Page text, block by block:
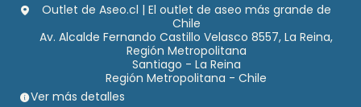
Outlet de Aseo.cl | El outlet de aseo más grande de
Chile
Av. Alcalde Fernando Castillo Velasco 8557, La Reina,
Región Metropolitana
Santiago - La Reina
Región Metropolitana - Chile
Ver más detalles